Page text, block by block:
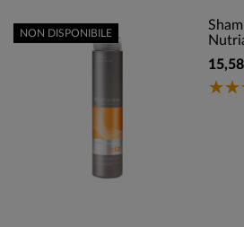
NON DISPONIBILE